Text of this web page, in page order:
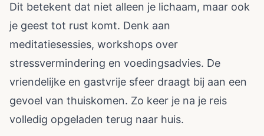
Dit betekent dat niet alleen je lichaam, maar ook
je geest tot rust komt. Denk aan
meditatiesessies, workshops over
stressvermindering en voedingsadvies. De
vriendelijke en gastvrije sfeer draagt bij aan een
gevoel van thuiskomen. Zo keer je na je reis
volledig opgeladen terug naar huis.